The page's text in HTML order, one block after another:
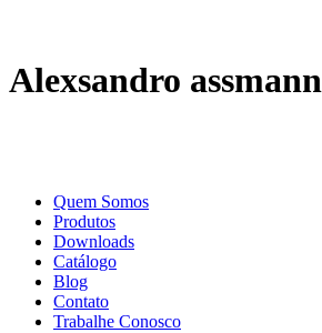
Alexsandro assmann
Quem Somos
Produtos
Downloads
Catálogo
Blog
Contato
Trabalhe Conosco